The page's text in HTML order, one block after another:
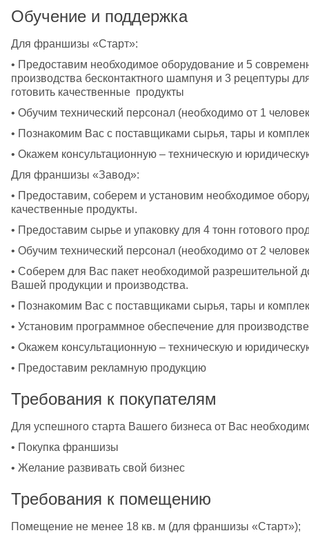
Обучение и поддержка
Для франшизы «Старт»:
• Предоставим необходимое оборудование и 5
производства бесконтактного шампуня и 3 рецептуры
готовить качественные  продукты
• Обучим технический персонал (необходимо от 1
• Познакомим Вас с поставщиками сырья, тары и
• Окажем консультационную – техническую и
Для франшизы «Завод»:
• Предоставим, соберем и установим необходимое
качественные продукты.
• Предоставим сырье и упаковку для 4 тонн готового
• Обучим технический персонал (необходимо от 2
• Соберем для Вас пакет необходимой разрешительной
Вашей продукции и производства.
• Познакомим Вас с поставщиками сырья, тары и
• Установим программное обеспечение для
• Окажем консультационную – техническую и
• Предоставим рекламную продукцию
Требования к покупателям
Для успешного старта Вашего бизнеса от Вас
• Покупка франшизы
• Желание развивать свой бизнес
Требования к помещению
Помещение не менее 18 кв. м (для франшизы «Старт»);